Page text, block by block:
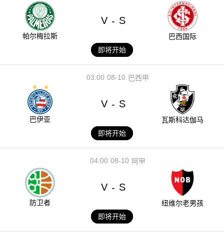
帕尔梅拉斯
V - S
巴西国际
即将开始
08-10
03:00 巴西甲
巴伊亚
V - S
瓦斯科达伽马
即将开始
08-10
04:00 阿甲
防卫者
V - S
纽维尔老男孩
即将开始